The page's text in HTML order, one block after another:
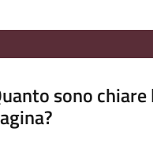
sono